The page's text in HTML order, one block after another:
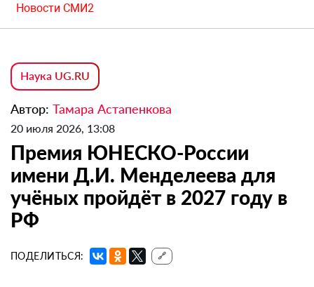
Новости СМИ2
Наука UG.RU
Автор: Тамара Астапенкова
20 июля 2026, 13:08
Премия ЮНЕСКО-России
имени Д.И. Менделеева для
учёных пройдёт в 2027 году в
РФ
ПОДЕЛИТЬСЯ: 🔗